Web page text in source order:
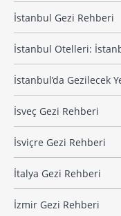
İstanbul Gezi Rehberi
İstanbul Otelleri:
İstanbul’da Gezilecek
İsveç Gezi Rehberi
İsviçre Gezi Rehberi
İtalya Gezi Rehberi
İzmir Gezi Rehberi